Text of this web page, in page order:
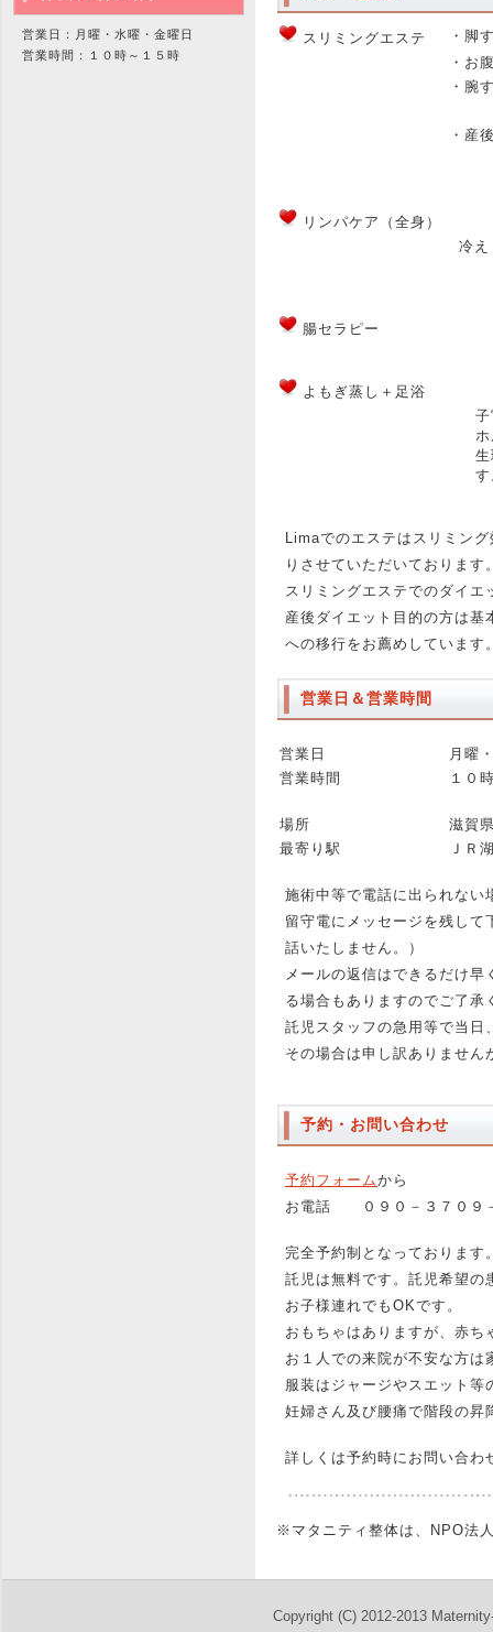
スリミングエステ
・脚
・お
・腕
・産
リンパケア（全身）
冷え
腸セラピー
よもぎ蒸し＋足浴
Limaでのエステはスリミン
りさせていただいております
スリミングエステでのダイ
産後ダイエット目的の方は
への移行をお薦めしています
営業日＆営業時間
営業日
月曜
営業時間
１０
場所
滋賀
最寄り駅
ＪＲ
施術中等で電話に出られない
留守電にメッセージを残し
話いたしません。）
メールの返信はできるだけ
る場合もありますのでご了承
託児スタッフの急用等で当日
その場合は申し訳ありませ
予約・お問い合わせ
予約フォームから
お電話 ０９０－３７０９
完全予約制となっております
託児は無料です。託児希望の
お子様連れでもOKです。
おもちゃはありますが、赤
お１人での来院が不安な方
服装はジャージやスエット
妊婦さん及び腰痛で階段の昇
詳しくは予約時にお問い合わ
※マタニティ整体は、NPO法
営業日：月曜・水曜・金曜日
営業時間：１０時～１５時
Copyright (C) 2012-2013